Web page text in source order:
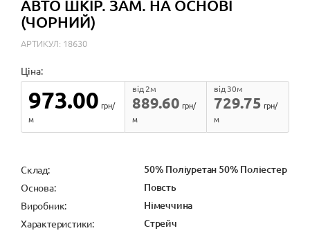
АВТО ШКІР. ЗАМ. НА ОСНОВІ
(ЧОРНИЙ)
АРТИКУЛ: 18630
Ціна:
973.00 грн/
м
889.60
від 2м
грн/
м
729.75
від 30м
грн/
м
Cклад: 50% Поліуретан 50% Поліестер
Основа: Повсть
Виробник: Німеччина
Характеристики: Стрейч